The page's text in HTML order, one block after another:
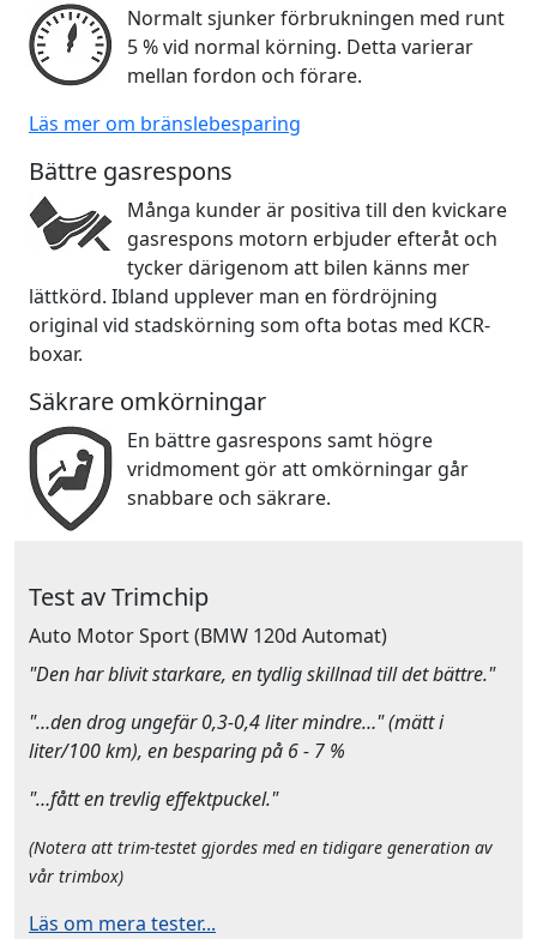
Normalt sjunker förbrukningen med runt
5 % vid normal körning. Detta varierar
mellan fordon och förare.
Läs mer om bränslebesparing
Bättre gasrespons
Många kunder är positiva till den kvickare
gasrespons motorn erbjuder efteråt och
tycker därigenom att bilen känns mer
lättkörd. Ibland upplever man en fördröjning
original vid stadskörning som ofta botas med KCR-
boxar.
Säkrare omkörningar
En bättre gasrespons samt högre
vridmoment gör att omkörningar går
snabbare och säkrare.
Test av Trimchip
Auto Motor Sport(BMW 120d Automat)
"Den har blivit starkare, en tydlig skillnad till det bättre."
"…den drog ungefär 0,3-0,4 liter mindre…" (mätt i
liter/100 km), en besparing på 6 - 7 %
"…fått en trevlig effektpuckel."
(Notera att trim-testet gjordes med en tidigare generation av
vår trimbox)
Läs om mera tester...